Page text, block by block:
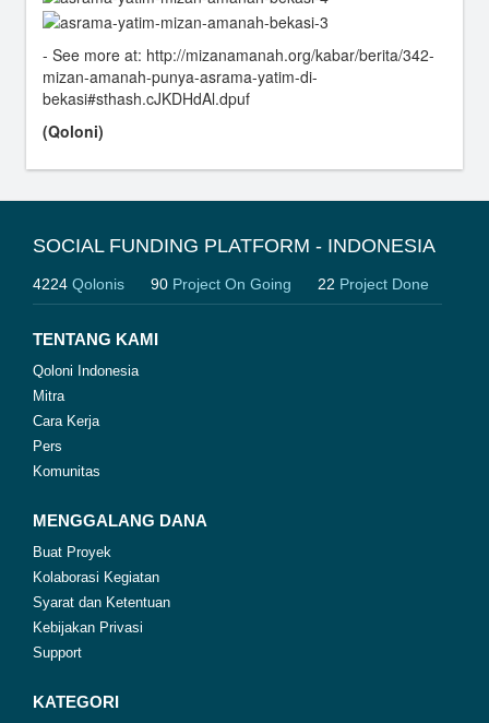
- See more at: http://mizanamanah.org/kabar/berita/342-
mizan-amanah-punya-asrama-yatim-di-
bekasi#sthash.cJKDHdAl.dpuf
(Qoloni)
SOCIAL FUNDING PLATFORM - INDONESIA
4224 Qolonis 90 Project On Going 22 Project Done
TENTANG KAMI
Qoloni Indonesia
Mitra
Cara Kerja
Pers
Komunitas
MENGGALANG DANA
Buat Proyek
Kolaborasi Kegiatan
Syarat dan Ketentuan
Kebijakan Privasi
Support
KATEGORI